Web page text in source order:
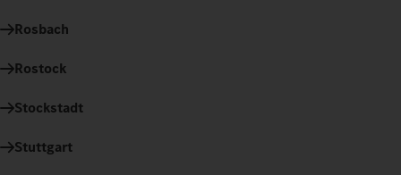
Rosbach
Rostock
Stockstadt
Stuttgart